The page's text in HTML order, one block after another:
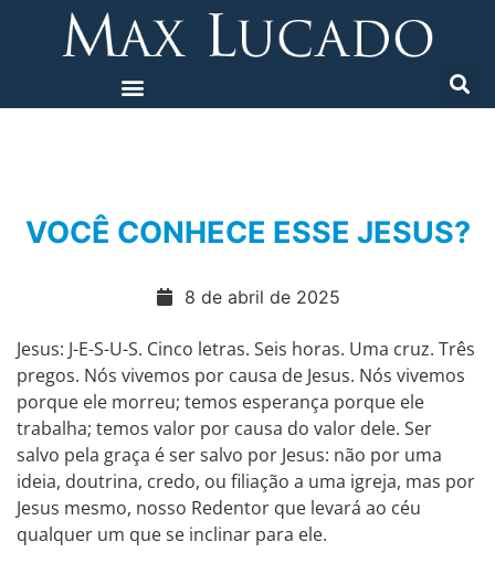
VOCÊ CONHECE ESSE JESUS?
8 de abril de 2025
Jesus: J-E-S-U-S. Cinco letras. Seis horas. Uma cruz. Três
pregos. Nós vivemos por causa de Jesus. Nós vivemos
porque ele morreu; temos esperança porque ele
trabalha; temos valor por causa do valor dele. Ser
salvo pela graça é ser salvo por Jesus: não por uma
ideia, doutrina, credo, ou filiação a uma igreja, mas por
Jesus mesmo, nosso Redentor que levará ao céu
qualquer um que se inclinar para ele.